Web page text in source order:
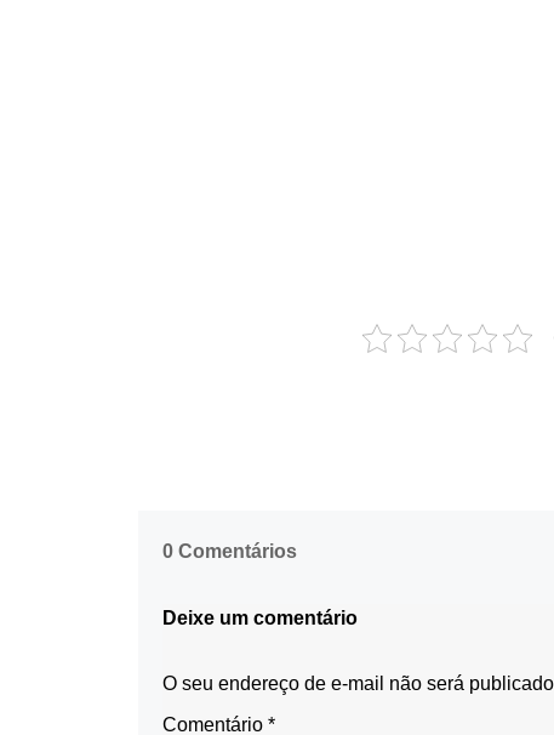
0 Comentários
Deixe um comentário
O seu endereço de e-mail não será
Comentário *